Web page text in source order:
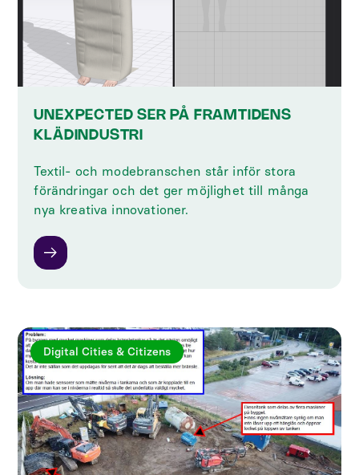
UNEXPECTED SER PÅ FRAMTIDENS
KLÄDINDUSTRI
Textil- och modebranschen står inför stora
förändringar och det ger möjlighet till många
nya kreativa innovationer.
Digital Cities & Citizens